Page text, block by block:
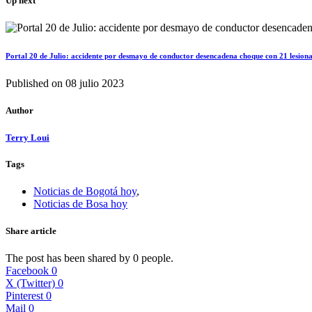
Portal 20 de Julio: accidente por desmayo de conductor desencadena choque con 21
Published on 08 julio 2023
Author
Terry Loui
Tags
Noticias de Bogotá hoy,
Noticias de Bosa hoy
Share article
The post has been shared by 0 people.
Facebook 0
X (Twitter) 0
Pinterest 0
Mail 0